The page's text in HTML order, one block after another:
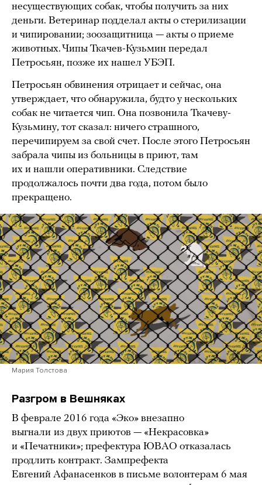
несуществующих собак, чтобы получить за них
деньги. Ветеринар подделал акты о стерилизации
и чипировании; зоозащитница — акты о приеме
животных. Чипы Ткачев-Кузьмин передал
Петросьян, позже их нашел УБЭП.
Петросьян обвинения отрицает и сейчас, она
утверждает, что обнаружила, будто у нескольких
собак не читается чип. Она позвонила Ткачеву-
Кузьмину, тот сказал: ничего страшного,
перечипируем за свой счет. После этого Петросьян
забрала чипы из больницы в приют, там
их и нашли оперативники. Следствие
продолжалось почти два года, потом было
прекращено.
Мария Толстова
Разгром в Вешняках
В феврале 2016 года «Эко» внезапно
выгнали из двух приютов — «Некрасовка»
и «Печатники»; префектура ЮВАО отказалась
продлить контракт. Зампрефекта
Евгений Афанасенков в письме волонтерам 6 мая